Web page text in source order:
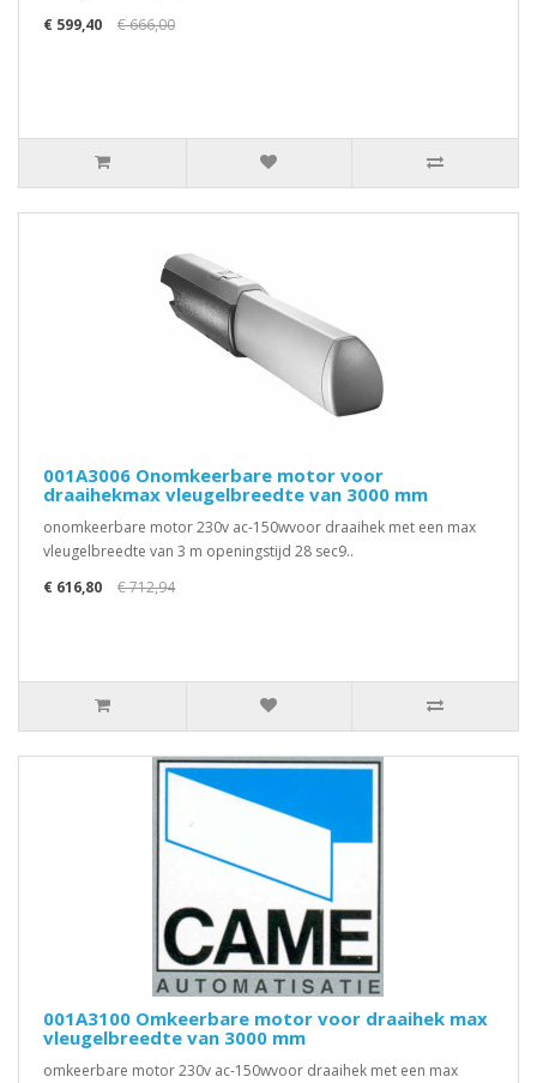
€ 599,40
€ 666,00
001A3006 Onomkeerbare motor voor
draaihekmax vleugelbreedte van 3000 mm
onomkeerbare motor 230v ac-150wvoor draaihek met een max
vleugelbreedte van 3 m openingstijd 28 sec9..
€ 616,80
€ 712,94
001A3100 Omkeerbare motor voor draaihek max
vleugelbreedte van 3000 mm
omkeerbare motor 230v ac-150wvoor draaihek met een max